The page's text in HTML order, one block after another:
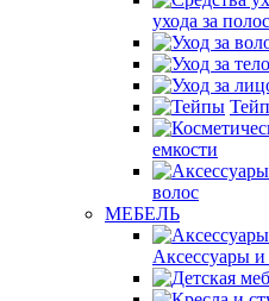
ухода за
емкости
волос
МЕБЕЛЬ
Аксессуары